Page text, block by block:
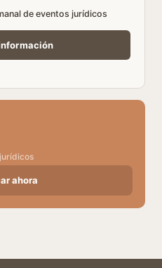
de eventos jurídicos
ahora